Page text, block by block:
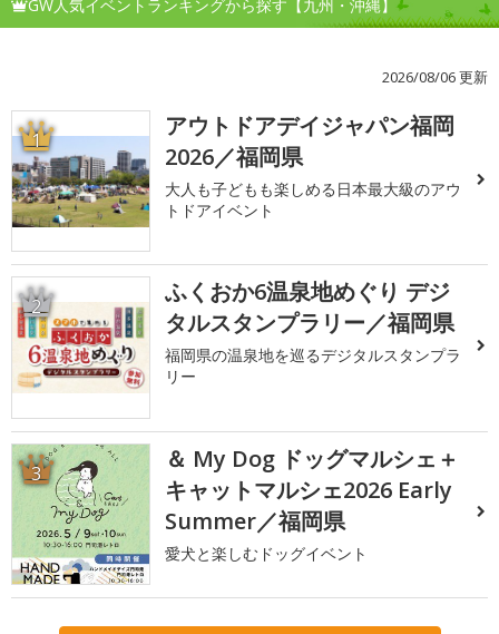
GW人気イベントランキングから探す【九州・沖縄】
2026/08/06 更新
1
アウトドアデイジャパン福岡
2026／福岡県
大人も子どもも楽しめる日本最大級のアウ
トドアイベント
2
ふくおか6温泉地めぐり デジ
タルスタンプラリー／福岡県
福岡県の温泉地を巡るデジタルスタンプラ
リー
3
＆ My Dog ドッグマルシェ＋
キャットマルシェ2026 Early
Summer／福岡県
愛犬と楽しむドッグイベント